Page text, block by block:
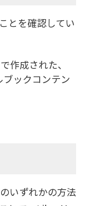
とを確認してい
作成された、
ブックコンテン
いずれかの方法